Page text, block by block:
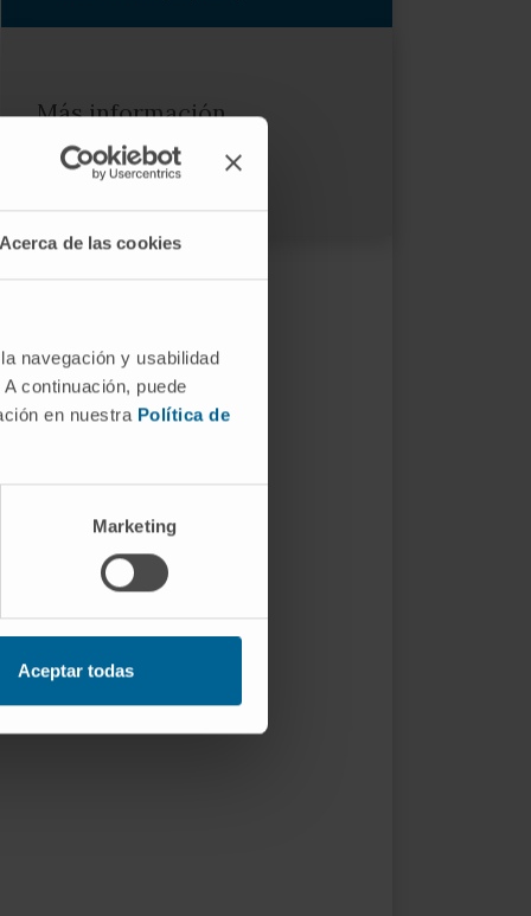
de las cookies
navegación y usabilidad
continuación, puede
en nuestra Política de
Marketing
Aceptar todas
Más información
ORCID